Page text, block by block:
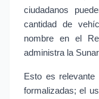
ciudadanos
cantidad de
nombre en el
administra la
Esto es
formalizadas; el